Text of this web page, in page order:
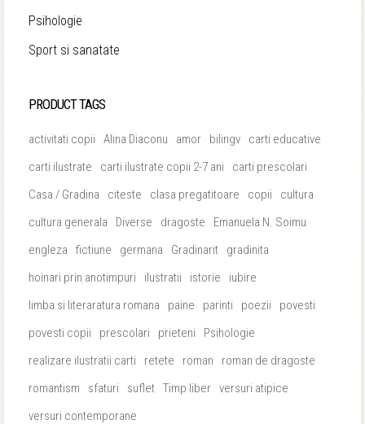
Psihologie
Sport si sanatate
PRODUCT TAGS
activitati copii Alina Diaconu amor bilingv
carti educative
carti ilustrate
carti ilustrate copii 2-7 ani
carti prescolari
Casa / Gradina
citeste clasa pregatitoare copii
cultura
cultura generala
Diverse dragoste
Emanuela N. Soimu
engleza
fictiune germana Gradinarit
gradinita
hoinari prin anotimpuri
ilustratii istorie
iubire
limba si literaratura romana
paine parinti poezii
povesti
povesti copii
prescolari prieteni
Psihologie
realizare ilustratii carti
retete roman
roman de dragoste
romantism
sfaturi suflet Timp liber versuri atipice
versuri contemporane